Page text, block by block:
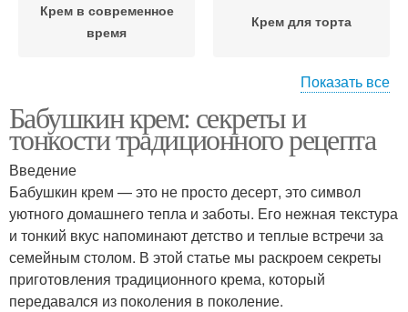
Крем в современное
время
Крем для торта
Заварной крем Ванильный крем
Клубничный крем Творожный крем
Показать все
Бабушкин крем: секреты и
тонкости традиционного рецепта
Введение
Бабушкин крем — это не просто десерт, это символ
уютного домашнего тепла и заботы. Его нежная текстура
и тонкий вкус напоминают детство и теплые встречи за
семейным столом. В этой статье мы раскроем секреты
приготовления традиционного крема, который
передавался из поколения в поколение.